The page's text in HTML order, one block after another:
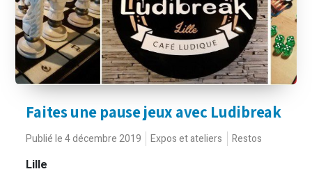
Faites une pause jeux avec Ludibreak
Publié le 4 décembre 2019 Expos et ateliers Restos
Lille